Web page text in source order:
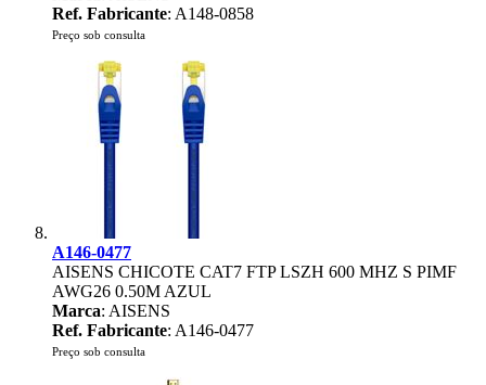
Ref. Fabricante: A148-0858
Preço sob consulta
A146-0477
AISENS CHICOTE CAT7 FTP LSZH 600 MHZ S PIMF
AWG26 0.50M AZUL
Marca: AISENS
Ref. Fabricante: A146-0477
Preço sob consulta